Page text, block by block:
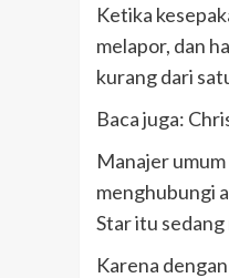
Ketika
melapor, dan
kurang dari
Baca juga:
Manajer
menghubungi
Star itu
Karena